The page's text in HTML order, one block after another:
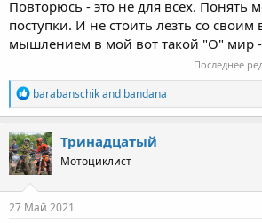
Повторюсь - это не для всех. Понять
поступки. И не стоить лезть со своим
мышлением в мой вот такой "О" мир -
Последнее
R
e
a
c
t
i
o
n
s
barabanschikand bandana
Тринадцатый
Мотоциклист
27 Май 2021